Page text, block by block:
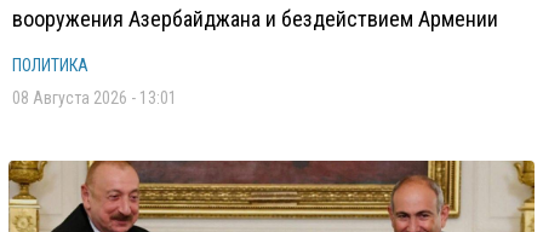
вооружения Азербайджана и бездействием Армении
ПОЛИТИКА
08 Августа 2026 - 13:01